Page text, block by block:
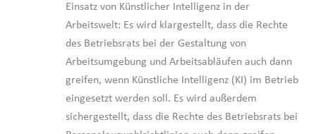
Einsatz von Künstlicher Intelligenz in der
Arbeitswelt: Es wird klargestellt, dass die Rechte
des Betriebsrats bei der Gestaltung von
Arbeitsumgebung und Arbeitsabläufen auch dann
greifen, wenn Künstliche Intelligenz (KI) im Betrieb
eingesetzt werden soll. Es wird außerdem
sichergestellt, dass die Rechte des Betriebsrats bei